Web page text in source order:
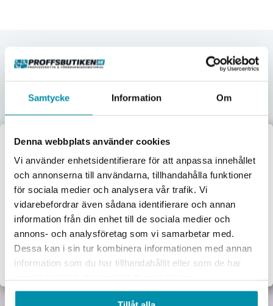
Samtycke Information Om
Denna webbplats använder cookies
Vi använder enhetsidentifierare för att anpassa innehållet
och annonserna till användarna, tillhandahålla funktioner
för sociala medier och analysera vår trafik. Vi
vidarebefordrar även sådana identifierare och annan
information från din enhet till de sociala medier och
annons- och analysföretag som vi samarbetar med.
Dessa kan i sin tur kombinera informationen med annan
information som du har tillhandahållit eller som de har
Upptäck våra kategorier
Oljor & kem
Lås & beslag
Välkommen till
Proffsbutiken
Jag handlar som:
Företag
Exkl. moms
Privat
Inkl. moms